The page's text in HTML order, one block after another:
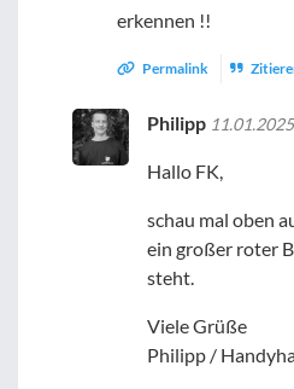
erkennen !!
Permalink
Philipp
Hallo FK,
schau mal oben
ein großer roter
steht.
Viele Grüße
Philipp /